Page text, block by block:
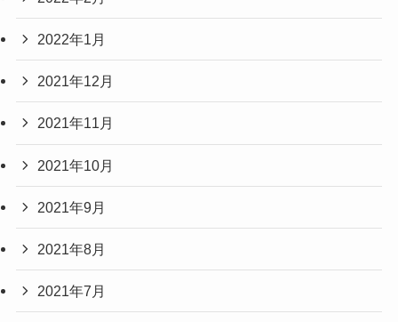
2022年1月
2021年12月
2021年11月
2021年10月
2021年9月
2021年8月
2021年7月